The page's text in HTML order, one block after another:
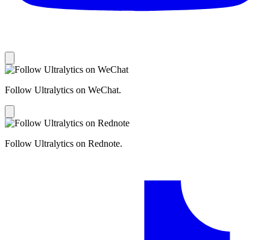
Follow Ultralytics on WeChat.
Follow Ultralytics on Rednote.